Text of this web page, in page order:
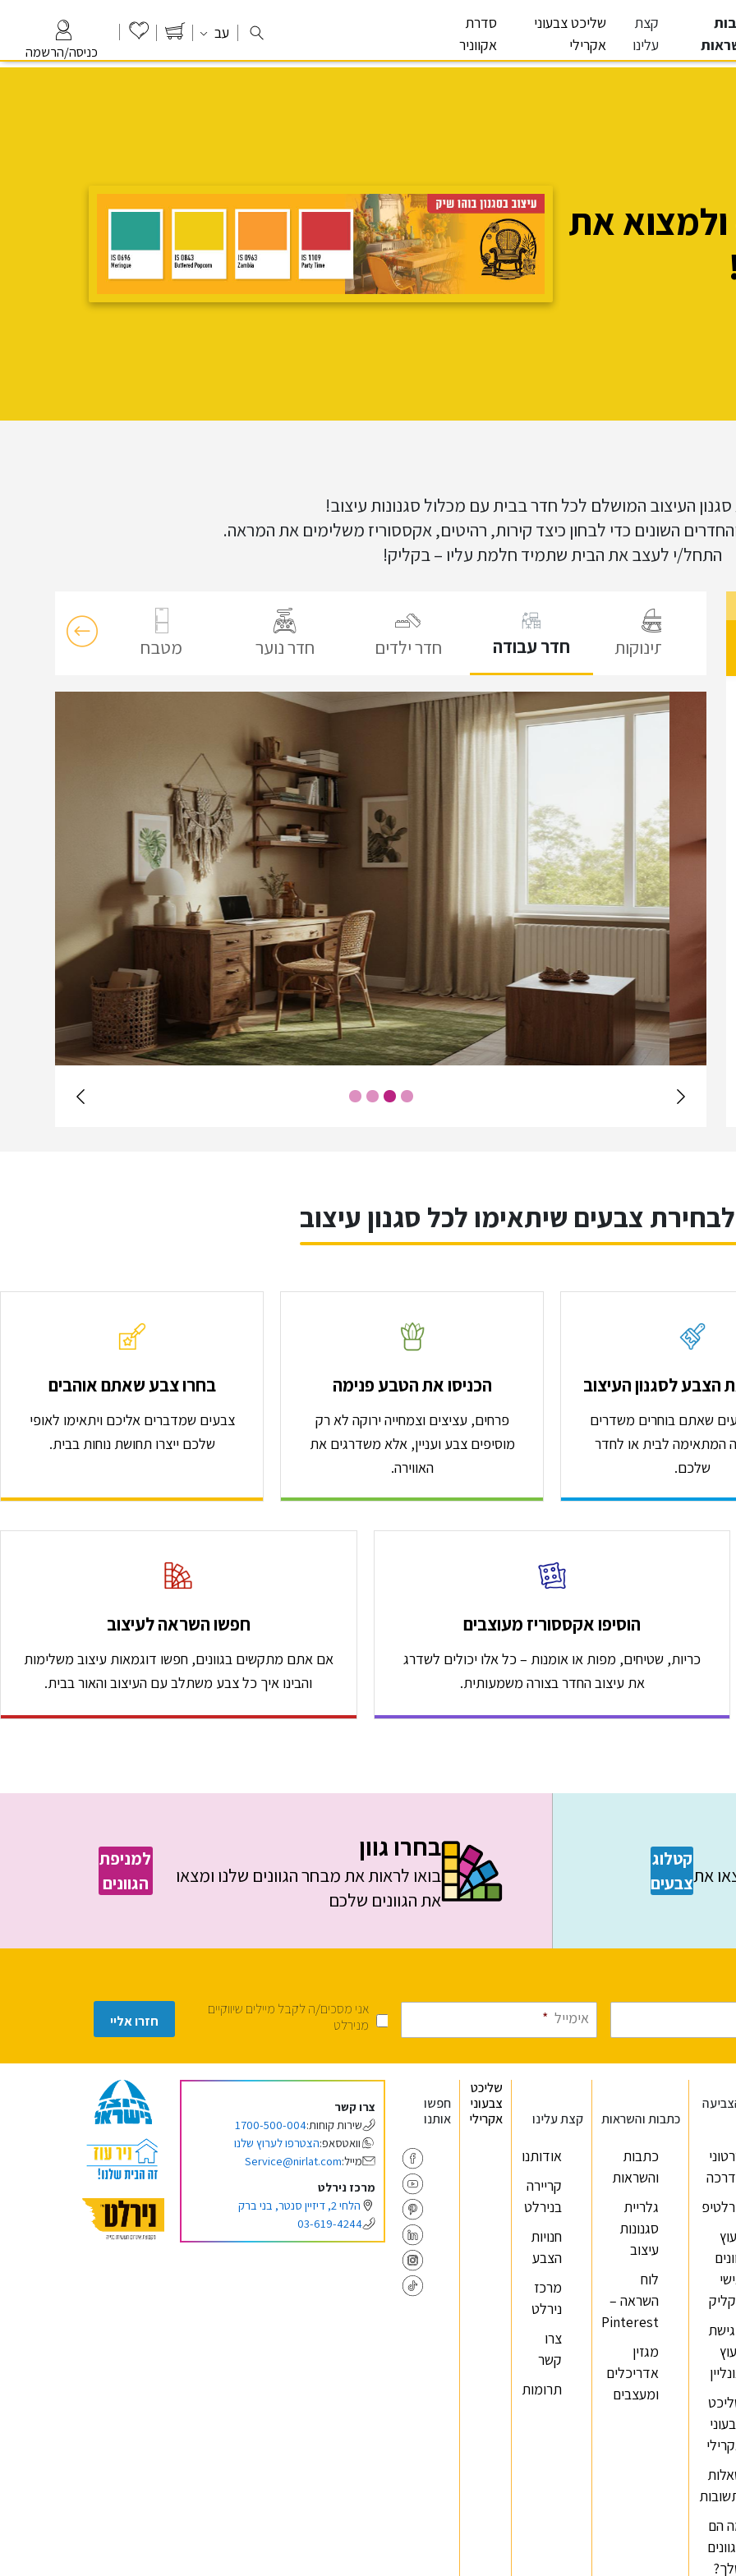
כניסה/הרשמה
עב
קצת
עלינו
שליכט צבעוני
אקרילי
סדרת
אקווניר
את
העיצוב המושלם לכל חדר בבית עם מכלול סגנונות עיצוב!
והחדרים השונים כדי לבחון כיצד קירות, רהיטים, אקססוריז משלימים את המראה.
התחל/י לעצב את הבית שתמיד חלמת עליו – בקליק!
חדר תינוקות חדר עבודה חדר ילדים חדר נוער מטבח
צבעים שיתאימו לכל סגנון עיצוב
הצבע לסגנון העיצוב
שאתם בוחרים משדרים
המתאימה לבית או לחדר
שלכם.
הכניסו את הטבע פנימה
פרחים, עציצים וצמחייה ירוקה לא רק
מוסיפים צבע ועניין, אלא משדרגים את
האווירה.
בחרו צבע שאתם אוהבים
צבעים שמדברים אליכם ויתאימו לאופי
שלכם ייצרו תחושת נוחות בבית.
הוסיפו אקססוריז מעוצבים
כריות, שטיחים, מפות או אומנות – כל אלו יכולים לשדרג
את עיצוב החדר בצורה משמעותית.
חפשו השראה לעיצוב
אם אתם מתקשים בגוונים, חפשו דוגמאות עיצוב משלימות
והבינו איך כל צבע משתלב עם העיצוב והאור בבית.
את
קטלוג
צבעים
בחרו גוון
בואו לראות את מבחר הגוונים שלנו ומצאו
את הגוונים שלכם
למניפת
הגוונים
אימייל *
אני מסכים/ה לקבל מיילים שיווקיים
מנירלט
הם
כתבות והשראות
כתבות
והשראות
גלריית
סגנונות
עיצוב
לוח
השראה –
Pinterest
מגזין
אדריכלים
ומעצבים
קצת עלינו
אודותנו
קריירה
בנירלט
חנויות
הצבע
מרכז
נירלט
צרו
קשר
תרומות
שליכט
צבעוני
אקרילי
חפשו
אותנו
צרו קשר
שירות קוחות:1700-500-004
וואטסאפ:הצטרפו לערוץ שלנו
מייל:Service@nirlat.com
מרכז נירלט
הלחי 2, דיזיין סנטר, בני ברק
03-619-4244